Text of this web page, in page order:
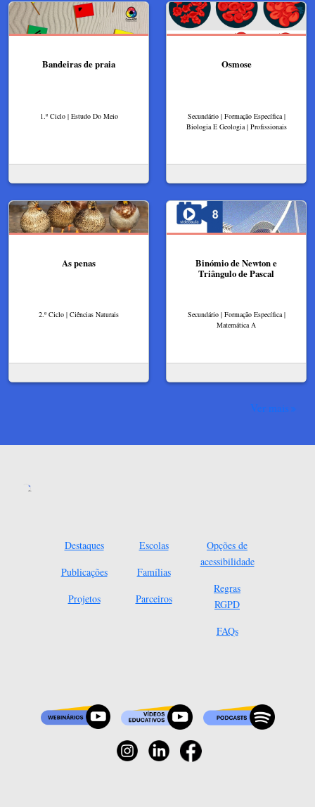
Bandeiras de praia
1.º Ciclo | Estudo Do Meio
Osmose
Secundário | Formação Específica |
Biologia E Geologia | Profissionais
As penas
2.º Ciclo | Ciências Naturais
Binómio de Newton e
Triângulo de Pascal
Secundário | Formação Específica |
Matemática A
Ver mais
Destaques
Publicações
Projetos
Escolas
Famílias
Parceiros
Opções de
acessibilidade
Regras
RGPD
FAQs